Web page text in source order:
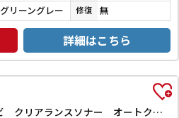
グリーングレー 修復 無
詳細はこちら
Z ETC 全周囲カメラ ナビ クリアランスソナー オートクルーズコントロール レーンアシスト 衝突被害軽減システム 両側電動スライドドア オートライト LEDヘッドランプ スマートキー 電動格納ミラー